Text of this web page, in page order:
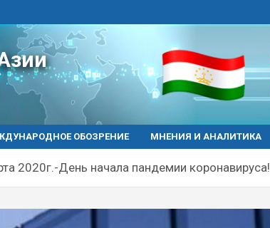
ОБОЗРЕНИЕ МНЕНИЯ И АНАЛИТИКА
2020г.-День начала пандемии коронавируса!